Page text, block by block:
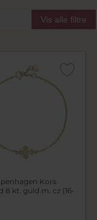
Vis alle filtre
Kors
8 kt. guld m. cz (16-